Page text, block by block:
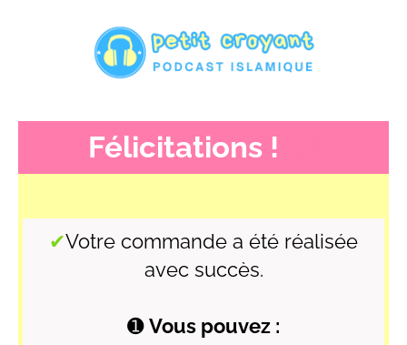
Félicitations !
✔Votre commande a été réalisée
avec succès.
➊Vous pouvez :